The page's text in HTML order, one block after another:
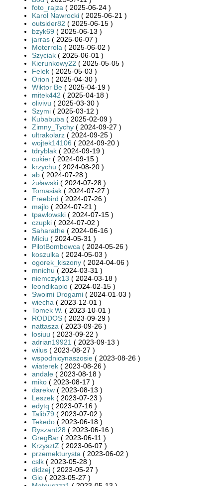
foto_rajza ( 2025-06-24 )
Karol Nawrocki ( 2025-06-21 )
outsider82 ( 2025-06-15 )
bzyk69 ( 2025-06-13 )
jarras ( 2025-06-07 )
Moterrola ( 2025-06-02 )
Szyciak ( 2025-06-01 )
Kierunkowy22 ( 2025-05-05 )
Felek ( 2025-05-03 )
Orion ( 2025-04-30 )
Wiktor Be ( 2025-04-19 )
mitek442 ( 2025-04-18 )
olivivu ( 2025-03-30 )
Szymi ( 2025-03-12 )
Kubabuba ( 2025-02-09 )
Zimny_Tychy ( 2024-09-27 )
ultrakolarz ( 2024-09-25 )
wojtek14106 ( 2024-09-20 )
tdryblak ( 2024-09-19 )
cukier ( 2024-09-15 )
krzychu ( 2024-08-20 )
ab ( 2024-07-28 )
żuławski ( 2024-07-28 )
Tomasiak ( 2024-07-27 )
Freebird ( 2024-07-26 )
majlo ( 2024-07-21 )
tpawlowski ( 2024-07-15 )
czupki ( 2024-07-02 )
Saharathe ( 2024-06-16 )
Miciu ( 2024-05-31 )
PilotBombowca ( 2024-05-26 )
koszulka ( 2024-05-03 )
ogorek_kiszony ( 2024-04-06 )
mnichu ( 2024-03-31 )
niemczyk13 ( 2024-03-18 )
leondikapio ( 2024-02-15 )
Swoimi Drogami ( 2024-01-03 )
wiecha ( 2023-12-01 )
Tomek W. ( 2023-10-01 )
RODDOS ( 2023-09-29 )
nattasza ( 2023-09-26 )
losiuu ( 2023-09-22 )
adrian19921 ( 2023-09-13 )
wilus ( 2023-08-27 )
wspodnicynaszosie ( 2023-08-26 )
wiaterek ( 2023-08-26 )
andale ( 2023-08-18 )
miko ( 2023-08-17 )
darekw ( 2023-08-13 )
Leszek ( 2023-07-23 )
edytq ( 2023-07-16 )
Talib79 ( 2023-07-02 )
Tekedo ( 2023-06-18 )
Ryszard28 ( 2023-06-16 )
GregBar ( 2023-06-11 )
KrzysztZ ( 2023-06-07 )
przemekturysta ( 2023-06-02 )
cslk ( 2023-05-28 )
didzej ( 2023-05-27 )
Gio ( 2023-05-27 )